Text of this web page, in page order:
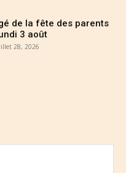
de la fête des parents
3 août
28, 2026